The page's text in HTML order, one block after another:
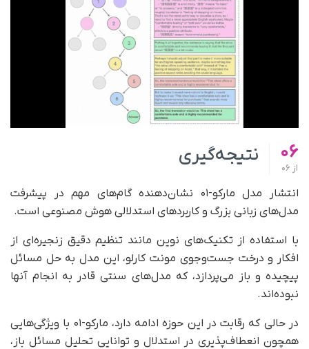
06
از
نتیجه‌گیری
انتشار مدل مارکو-۰۱ نشان‌دهنده گام‌های مهم در پیشرفت
مدل‌های زبانی بزرگ و کاربردهای استدلالی هوش مصنوعی است.
با استفاده از تکنیک‌های نوین مانند تنظیم دقیق زنجیره‌ای از
افکار و درخت جست‌وجوی مونت کارلو، این مدل به حل مسائل
پیچیده و باز می‌پردازد، که مدل‌های سنتی قادر به انجام آنها
نبوده‌اند.
در حالی که رقابت در این حوزه ادامه دارد، مارکو-۰۱ با ویژگی‌هایی
همچون انعطاف‌پذیری در استدلال و توانایی تحلیل مسائل باز،